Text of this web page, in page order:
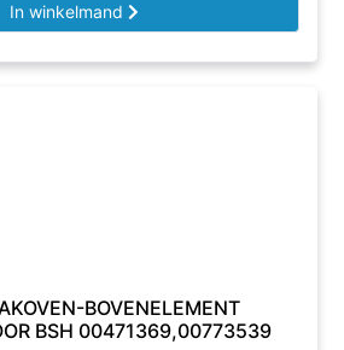
In winkelmand
BOVENELEMENT
BSH 00471369,00773539